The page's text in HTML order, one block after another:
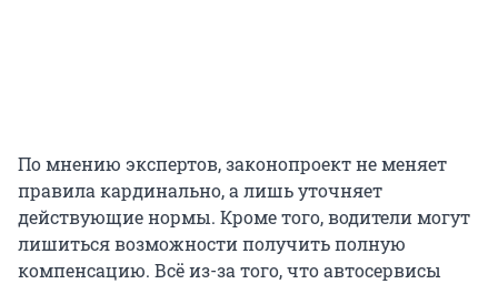
По мнению экспертов, законопроект не меняет
правила кардинально, а лишь уточняет
действующие нормы. Кроме того, водители могут
лишиться возможности получить полную
компенсацию. Всё из-за того, что автосервисы